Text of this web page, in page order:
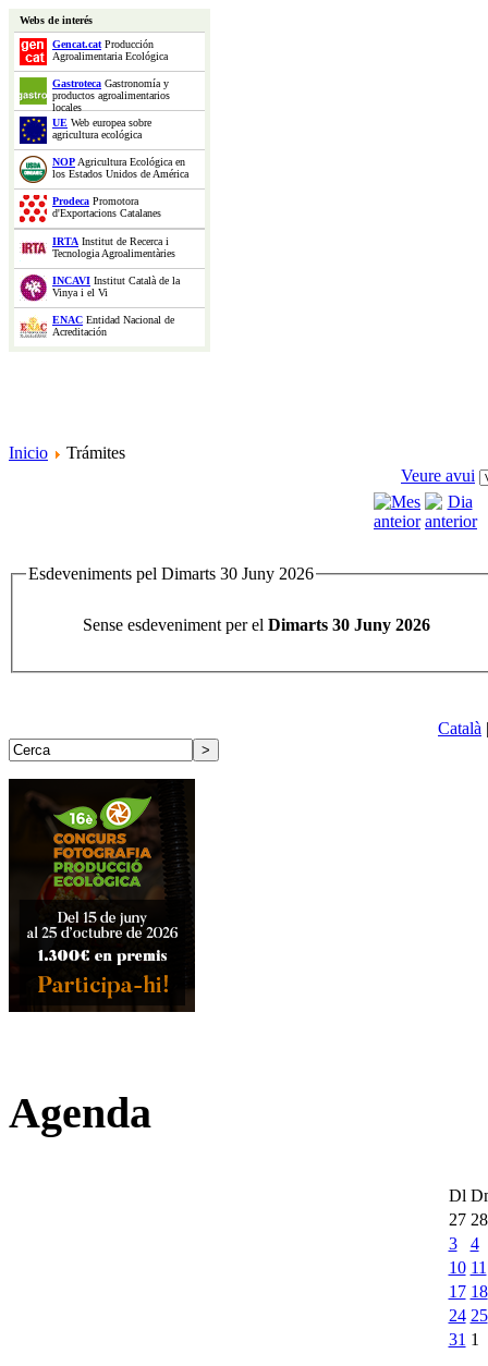
Webs de interés
Gencat.catProducción
Agroalimentaria Ecológica
Gastroteca Gastronomía y
productos agroalimentarios
locales
UE Web europea sobre
agricultura ecológica
NOPAgricultura Ecológica en
los Estados Unidos de América
Prodeca Promotora
d'Exportacions Catalanes
IRTA Institut de Recerca i
Tecnologia Agroalimentàries
INCAVI Institut Català de la
Vinya i el Vi
ENAC Entidad Nacional de
Acreditación
Inicio
Trámites
Veure avui
Esdeveniments pel Dimarts 30 Juny 2026
Sense esdeveniment per el Dimarts 30 Juny 2026
Català
Agenda
Dl
27 28
3
4
10 11
17 18
24 25
31 1